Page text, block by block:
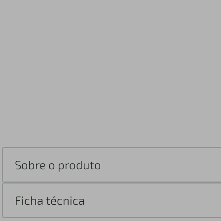
Sobre o produto
Ficha técnica